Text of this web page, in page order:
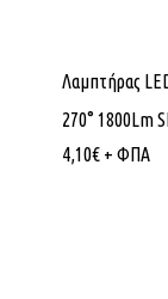
Λαμπτήρας
270° 1800Lm
4,10€ + ΦΠΑ